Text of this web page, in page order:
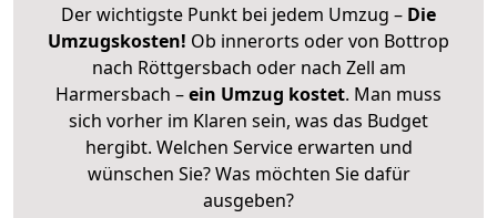
Der wichtigste Punkt bei jedem Umzug – Die
Umzugskosten! Ob innerorts oder von Bottrop
nach Röttgersbach oder nach Zell am
Harmersbach –ein Umzug kostet. Man muss
sich vorher im Klaren sein, was das Budget
hergibt. Welchen Service erwarten und
wünschen Sie? Was möchten Sie dafür
ausgeben?